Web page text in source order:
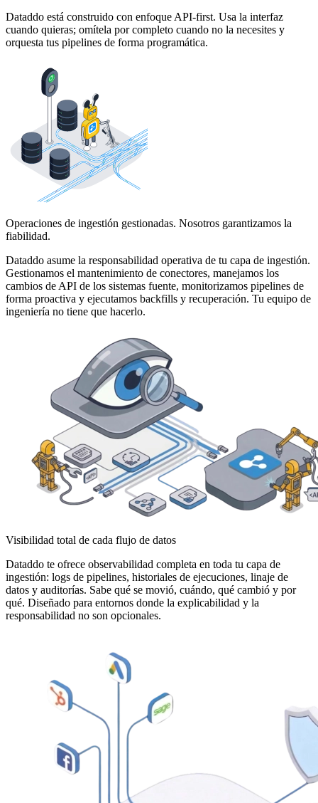
Dataddo está construido con enfoque API-first. Usa la interfaz
cuando quieras; omítela por completo cuando no la necesites y
orquesta tus pipelines de forma programática.
Operaciones de ingestión gestionadas. Nosotros garantizamos la
fiabilidad.
Dataddo asume la responsabilidad operativa de tu capa de ingestión.
Gestionamos el mantenimiento de conectores, manejamos los
cambios de API de los sistemas fuente, monitorizamos pipelines de
forma proactiva y ejecutamos backfills y recuperación. Tu equipo de
ingeniería no tiene que hacerlo.
Visibilidad total de cada flujo de datos
Dataddo te ofrece observabilidad completa en toda tu capa de
ingestión: logs de pipelines, historiales de ejecuciones, linaje de
datos y auditorías. Sabe qué se movió, cuándo, qué cambió y por
qué. Diseñado para entornos donde la explicabilidad y la
responsabilidad no son opcionales.